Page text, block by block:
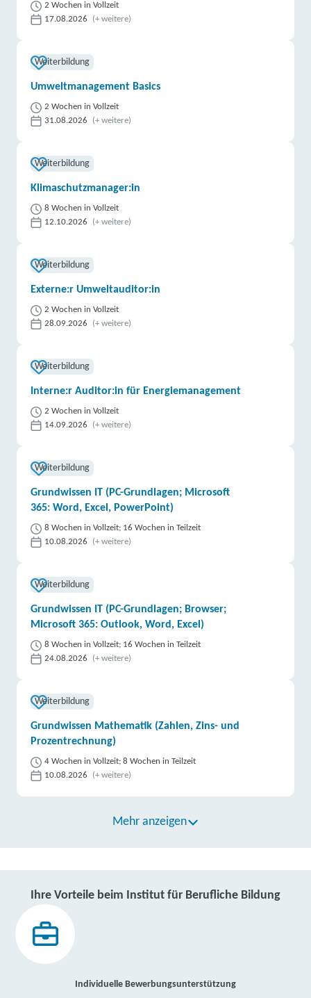
2 Wochen in Vollzeit
17.08.2026
(+ weitere)
Weiterbildung
Umweltmanagement Basics
2 Wochen in Vollzeit
31.08.2026
(+ weitere)
Weiterbildung
Klimaschutzmanager:in
8 Wochen in Vollzeit
12.10.2026
(+ weitere)
Weiterbildung
Externe:r Umweltauditor:in
2 Wochen in Vollzeit
28.09.2026
(+ weitere)
Weiterbildung
Interne:r Auditor:in für Energiemanagement
2 Wochen in Vollzeit
14.09.2026
(+ weitere)
Weiterbildung
Grundwissen IT (PC-Grundlagen; Microsoft
365: Word, Excel, PowerPoint)
8 Wochen in Vollzeit; 16 Wochen in Teilzeit
10.08.2026
(+ weitere)
Weiterbildung
Grundwissen IT (PC-Grundlagen; Browser;
Microsoft 365: Outlook, Word, Excel)
8 Wochen in Vollzeit; 16 Wochen in Teilzeit
24.08.2026
(+ weitere)
Weiterbildung
Grundwissen Mathematik (Zahlen, Zins- und
Prozentrechnung)
4 Wochen in Vollzeit; 8 Wochen in Teilzeit
10.08.2026
(+ weitere)
Mehr anzeigen
Ihre Vorteile beim Institut für Berufliche Bildung
Individuelle Bewerbungsunterstützung